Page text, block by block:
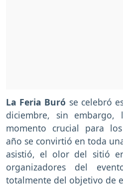
La Feria Buró se celebró
diciembre, sin
momento crucial para
año se convirtió en toda
asistió, el olor del sitió
organizadores del
totalmente del objetivo de